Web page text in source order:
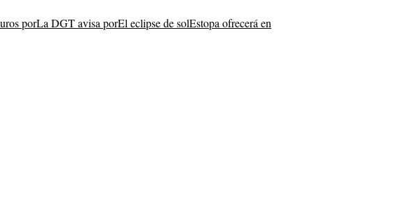
porLa DGT avisa porEl eclipse de solEstopa ofrecerá en